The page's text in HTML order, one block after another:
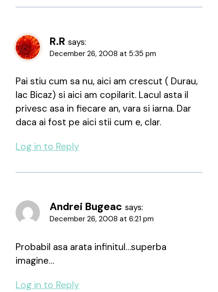
R.R says:
December 26, 2008 at 5:35 pm
Pai stiu cum sa nu, aici am crescut ( Durau,
lac Bicaz) si aici am copilarit. Lacul asta il
privesc asa in fiecare an, vara si iarna. Dar
daca ai fost pe aici stii cum e, clar.
Log in to Reply
Andrei Bugeac says:
December 26, 2008 at 6:21 pm
Probabil asa arata infinitul…superba
imagine…
Log in to Reply